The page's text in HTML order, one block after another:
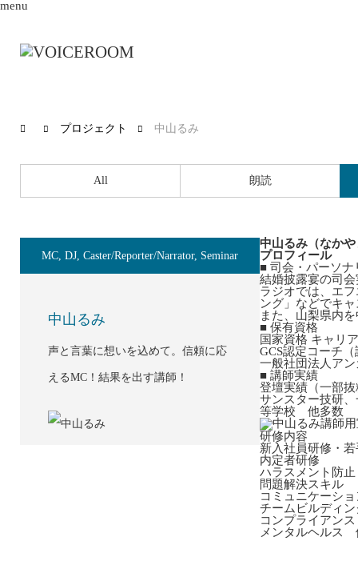
menu
プロジェクト 中山るみ
All 朗読
MC, DJ, Caster/Reporter/Narrator, Seminar
中山るみ
声と言葉に想いを込めて。信頼に応
えるMC！結果を出す講師！
中山るみ（なか
プロフィール
■ 司会・パーソナ
結婚披露宴の司
ラジオでは、エ
ング」などでキ
また、山梨県内
■ 保有資格
国家資格 キャリ
GCS認定コーチ
一般社団法人ア
■ 講師実績
登壇実績（一部抜
サンスター技研
等学校 他多数
研修内容
新入社員研修・
内定者研修
ハラスメント防止
問題解決スキル
コミュニケーシ
チームビルディン
コンプライアンス
メンタルヘルス